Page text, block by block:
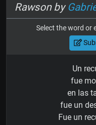
Rawson by
Select the word or
Un
fue
en las
fue un
Fue un